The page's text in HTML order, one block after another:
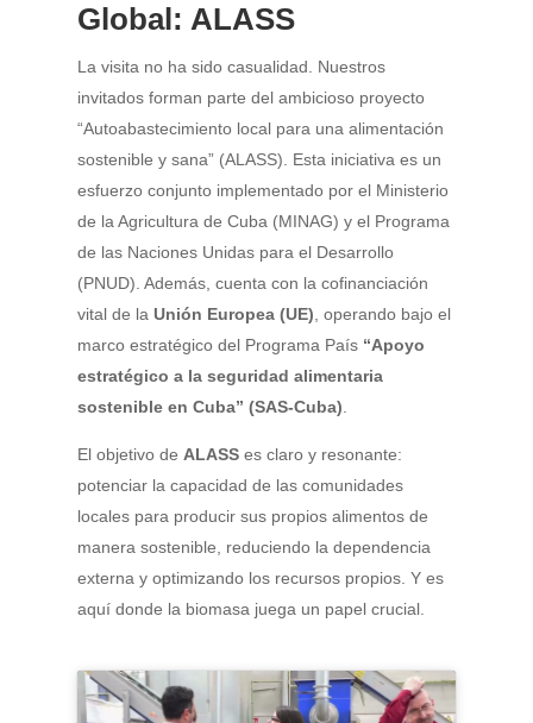
Global: ALASS
La visita no ha sido casualidad. Nuestros
invitados forman parte del ambicioso proyecto
“Autoabastecimiento local para una alimentación
sostenible y sana” (ALASS). Esta iniciativa es un
esfuerzo conjunto implementado por el Ministerio
de la Agricultura de Cuba (MINAG) y el Programa
de las Naciones Unidas para el Desarrollo
(PNUD). Además, cuenta con la cofinanciación
vital de la Unión Europea (UE), operando bajo el
marco estratégico del Programa País“Apoyo
estratégico a la seguridad alimentaria
sostenible en Cuba” (SAS-Cuba).
El objetivo de ALASS es claro y resonante:
potenciar la capacidad de las comunidades
locales para producir sus propios alimentos de
manera sostenible, reduciendo la dependencia
externa y optimizando los recursos propios. Y es
aquí donde la biomasa juega un papel crucial.